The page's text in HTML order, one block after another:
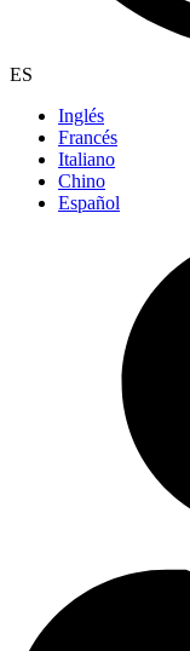
ES
Inglés
Francés
Italiano
Chino
Español